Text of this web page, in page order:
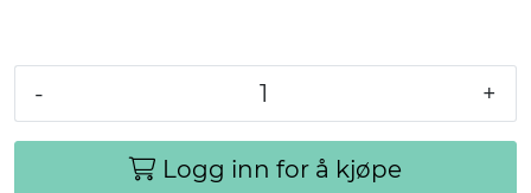
- +
Logg inn for å kjøpe